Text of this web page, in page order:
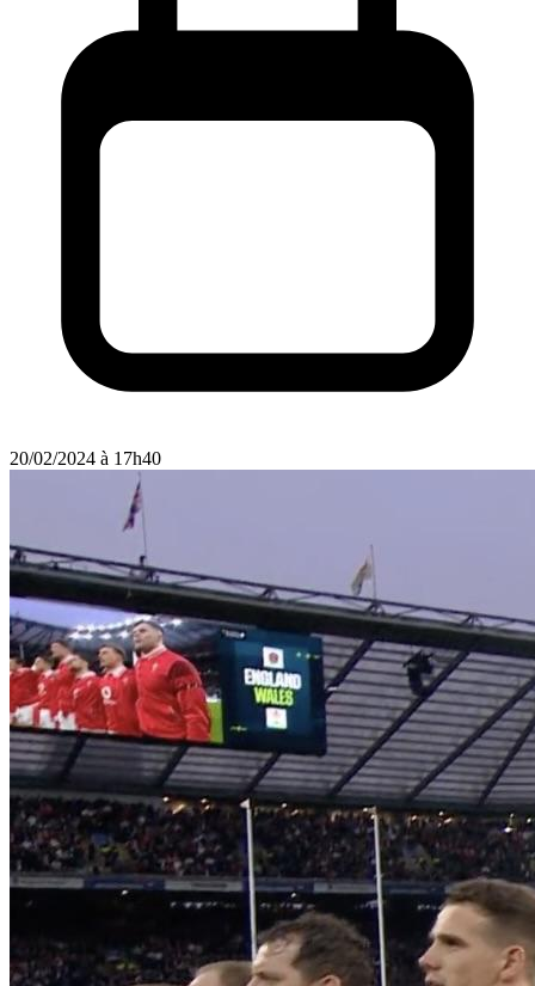
20/02/2024 à 17h40